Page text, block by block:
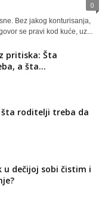
0
Bez jakog konturisanja,
se pravi kod kuće, uz...
pritiska: Šta
a šta...
šta roditelji treba da
u dečijoj sobi čistim i